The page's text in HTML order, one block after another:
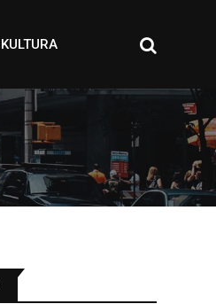
KULTURA